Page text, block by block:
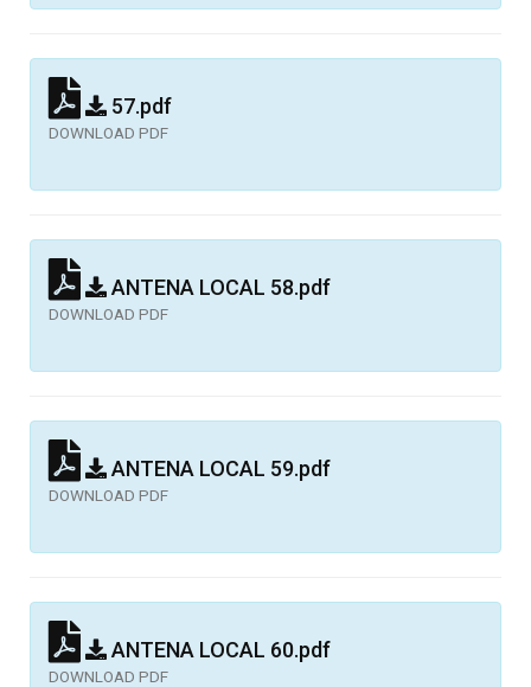
57.pdf
DOWNLOAD PDF
ANTENA LOCAL 58.pdf
DOWNLOAD PDF
ANTENA LOCAL 59.pdf
DOWNLOAD PDF
ANTENA LOCAL 60.pdf
DOWNLOAD PDF